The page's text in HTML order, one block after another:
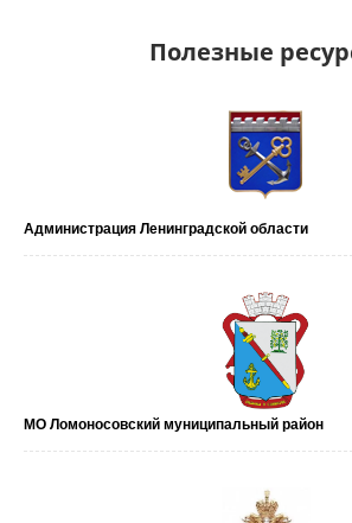
Полезные
Администрация Ленинградской области
МО Ломоносовский муниципальный район